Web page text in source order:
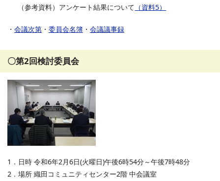
（参考資料）アンケート結果について （資料5）
・ 会議次第 ・ 委員会名簿 ・ 会議議事録
〇第2回検討委員会
1．日時 令和6年2月6日(火曜日)午後6時54分～午後7時48分
2．場所 織田コミュニティセンター2階 中会議室